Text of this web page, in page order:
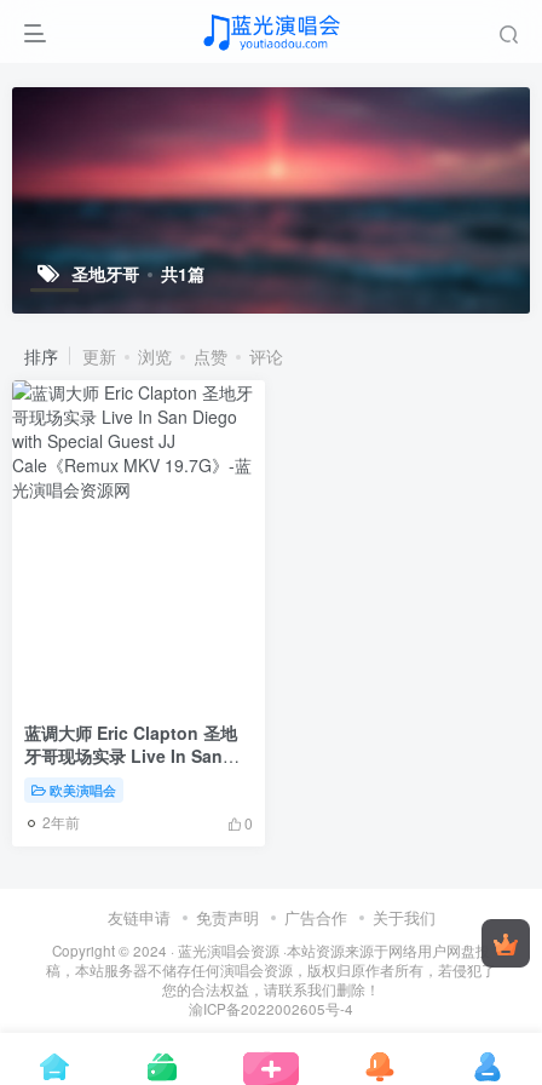
圣地牙哥 共1篇
排序 更新 浏览 点赞 评论
蓝调大师 Eric Clapton 圣地
牙哥现场实录 Live In San
Diego with Special Guest
JJ Cale《Remux MKV
19.7G》
欧美演唱会
2年前 0
友链申请 免责声明 广告合作 关于我们
Copyright © 2024 · 蓝光演唱会资源 ·本站资源来源于网络用户网盘投
稿，本站服务器不储存任何演唱会资源，版权归原作者所有，若侵犯了
您的合法权益，请联系我们删除！
渝ICP备2022002605号-4